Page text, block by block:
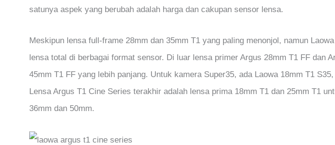
satunya aspek yang berubah adalah harga dan cakupan sensor lensa.
Meskipun lensa full-frame 28mm dan 35mm T1 yang paling menonjol, namun
lensa total di berbagai format sensor. Di luar lensa primer Argus 28mm T1 FF dan
45mm T1 FF yang lebih panjang. Untuk kamera Super35, ada Laowa 18mm T1
Lensa Argus T1 Cine Series terakhir adalah lensa prima 18mm T1 dan 25mm T1
36mm dan 50mm.